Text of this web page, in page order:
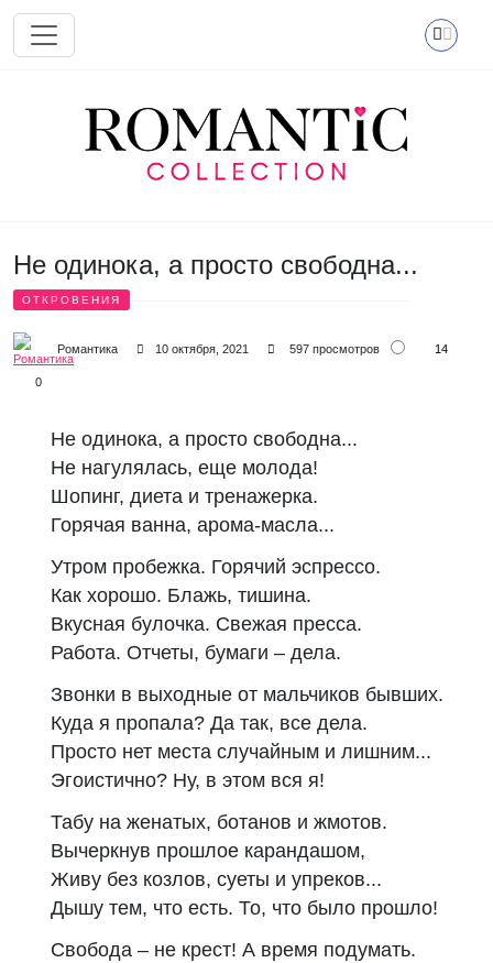
Перейти к основному содержанию
Не одинока, а просто свободна...
ОТКРОВЕНИЯ
Романтика 10 октября, 2021 597 просмотров 14
0
Не одинока, а просто свободна...
Не нагулялась, еще молода!
Шопинг, диета и тренажерка.
Горячая ванна, арома-масла...
Утром пробежка. Горячий эспрессо.
Как хорошо. Блажь, тишина.
Вкусная булочка. Свежая пресса.
Работа. Отчеты, бумаги – дела.
Звонки в выходные от мальчиков бывших.
Куда я пропала? Да так, все дела.
Просто нет места случайным и лишним...
Эгоистично? Ну, в этом вся я!
Табу на женатых, ботанов и жмотов.
Вычеркнув прошлое карандашом,
Живу без козлов, суеты и упреков...
Дышу тем, что есть. То, что было прошло!
Свобода – не крест! А время подумать.